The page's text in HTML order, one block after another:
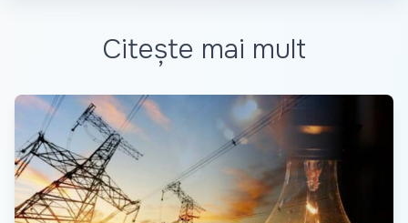
Citește mai mult